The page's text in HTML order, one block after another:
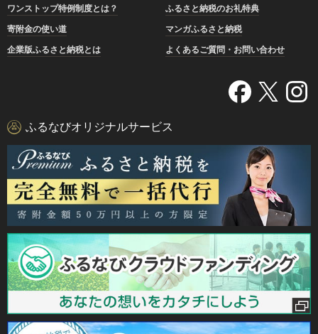
ワンストップ特例制度とは？
ふるさと納税のお礼特典
寄附金の使い道
マンガふるさと納税
企業版ふるさと納税とは
よくあるご質問・お問い合わせ
ふるなびオリジナルサービス